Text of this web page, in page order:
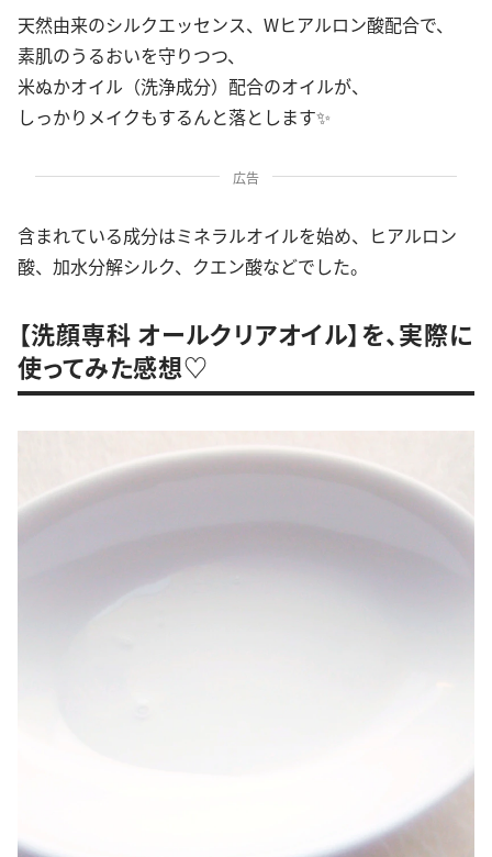
天然由来のシルクエッセンス、Wヒアルロン酸配合で、
素肌のうるおいを守りつつ、
米ぬかオイル（洗浄成分）配合のオイルが、
しっかりメイクもするんと落とします✨
広告
含まれている成分はミネラルオイルを始め、ヒアルロン
酸、加水分解シルク、クエン酸などでした。
【洗顔専科 オールクリアオイル】を、実際に
使ってみた感想♡